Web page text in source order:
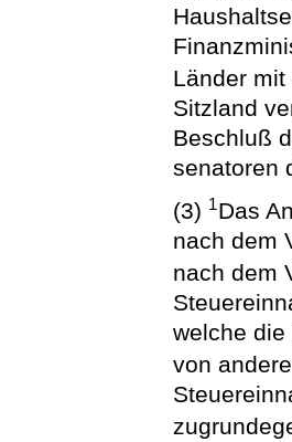
Länder
Sitzland
Beschluß
senatoren
(3) 1Das
nach dem
nach dem
welche
von